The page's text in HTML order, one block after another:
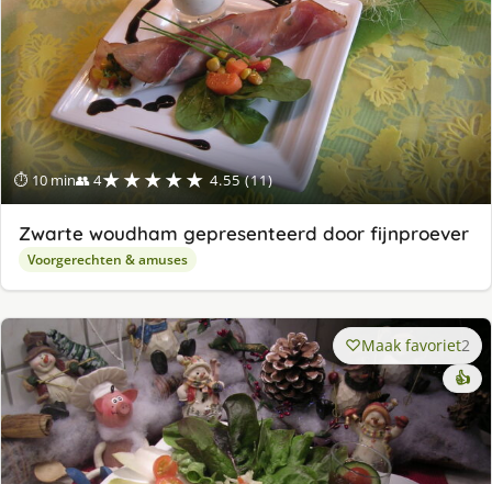
⏱ 10 min👥 4★★★★★ 4.55 (11)
Zwarte woudham gepresenteerd door fijnproever
Voorgerechten & amuses
Maak favoriet2
👍